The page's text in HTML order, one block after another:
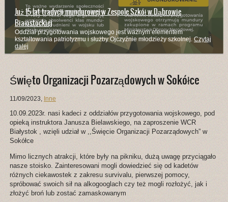
Już 15 lat tradycji mundurowej w Zespole Szkół w Dąbrowie
Białostockiej
Oddział przygotowania wojskowego jest ważnym elementem
kształtowania patriotyzmu i służby Ojczyźnie młodzieży szkolnej. Czytaj
dalej
Święto Organizacji Pozarządowych w Sokółce
11/09/2023, Inne
10.09.2023r. nasi kadeci z oddziałów przygotowania wojskowego, pod
opieką instruktora Janusza Bielawskiego, na zaproszenie WCR
Białystok , wzięli udział w ,,Święcie Organizacji Pozarządowych” w
Sokółce
Mimo licznych atrakcji, które były na pikniku, dużą uwagę przyciągało
nasze stoisko. Zainteresowani mogli dowiedzieć się od kadetów
różnych ciekawostek z zakresu survivalu, pierwszej pomocy,
spróbować swoich sił na alkogooglach czy też mogli rozłożyć, jak i
złożyć broń lub zostać zamaskowanym